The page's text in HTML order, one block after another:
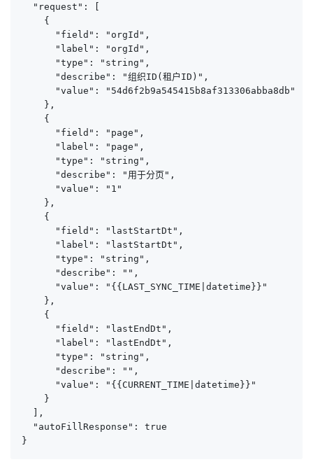
  "request": [
    {
      "field": "orgId",
      "label": "orgId",
      "type": "string",
      "describe": "组织ID(租户ID)",
      "value": "54d6f2b9a545415b8af313306abba8db"
    },
    {
      "field": "page",
      "label": "page",
      "type": "string",
      "describe": "用于分页",
      "value": "1"
    },
    {
      "field": "lastStartDt",
      "label": "lastStartDt",
      "type": "string",
      "describe": "",
      "value": "{{LAST_SYNC_TIME|datetime}}"
    },
    {
      "field": "lastEndDt",
      "label": "lastEndDt",
      "type": "string",
      "describe": "",
      "value": "{{CURRENT_TIME|datetime}}"
    }
  ],
  "autoFillResponse": true
}